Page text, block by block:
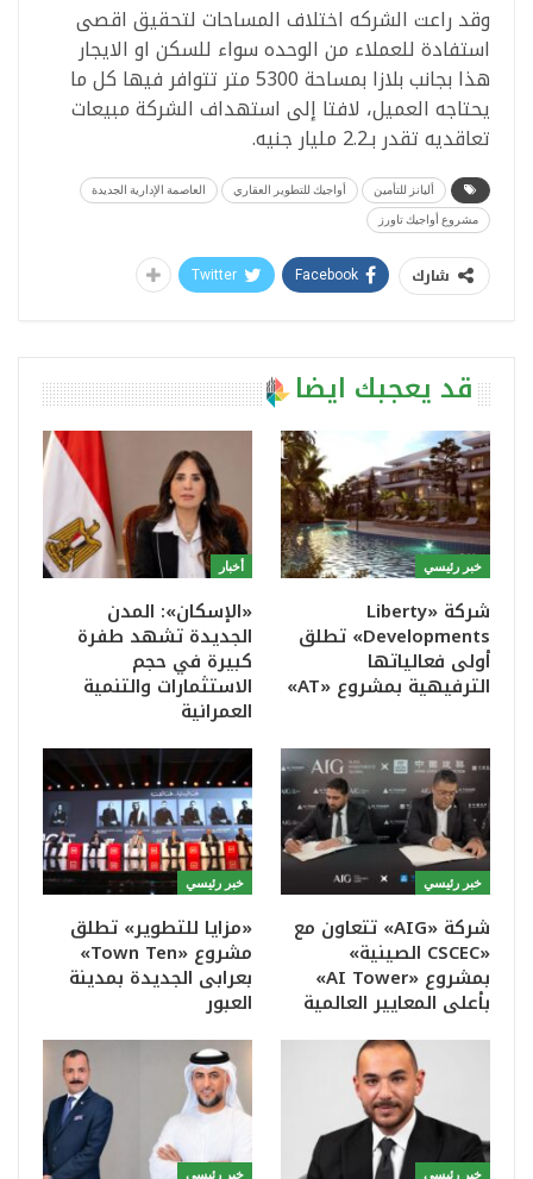
وقد راعت الشركه اختلاف المساحات لتحقيق اقصى
استفادة للعملاء من الوحده سواء للسكن او الايجار
هذا بجانب بلازا بمساحة 5300 متر تتوافر فيها كل ما
يحتاجه العميل، لافتا إلى استهداف الشركة مبيعات
تعاقديه تقدر بـ2.2 مليار جنيه.
أليانز للتأمين أواجيك للتطوير العقاري العاصمة الإدارية الجديدة
مشروع أواجيك تاورز
شارك Facebook
Twitter
قد يعجبك ايضا
خبر رئيسي
شركة «Liberty
Developments» تطلق
أولى فعالياتها
الترفيهية بمشروع «AT»
أخبار
«الإسكان»: المدن
الجديدة تشهد طفرة
كبيرة في حجم
الاستثمارات والتنمية
العمرانية
خبر رئيسي
شركة «AIG» تتعاون مع
«CSCEC الصينية»
بمشروع «AI Tower»
بأعلى المعايير العالمية
خبر رئيسي
«مزايا للتطوير» تطلق
مشروع «Town Ten»
بعرابى الجديدة بمدينة
العبور
خبر رئيسي خبر رئيسي